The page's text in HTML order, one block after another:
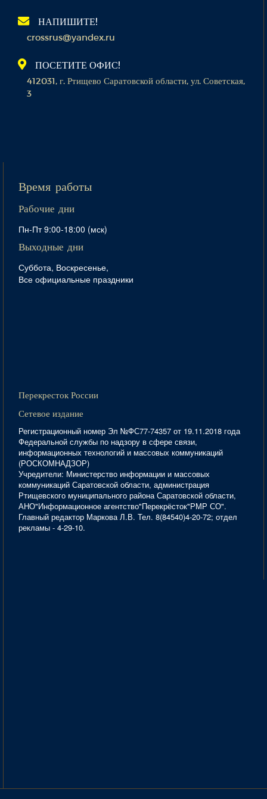
НАПИШИТЕ!
crossrus@yandex.ru
ПОСЕТИТЕ ОФИС!
412031, г. Ртищево Саратовской области, ул. Советская,
3
Время работы
Рабочие дни
Пн-Пт 9:00-18:00 (мск)
Выходные дни
Суббота, Воскресенье,
Все официальные праздники
Перекресток России
Сетевое издание
Регистрационный номер Эл №ФС77-74357 от 19.11.2018 года
Федеральной службы по надзору в сфере связи,
информационных технологий и массовых коммуникаций
(РОСКОМНАДЗОР)
Учредители: Министерство информации и массовых
коммуникаций Саратовской области, администрация
Ртищевского муниципального района Саратовской области,
АНО"Информационное агентство"Перекрёсток"РМР СО".
Главный редактор Маркова Л.В. Тел. 8(84540)4-20-72; отдел
рекламы - 4-29-10.